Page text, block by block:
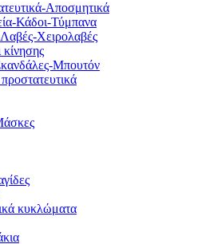
Αποσμητικά
Κάδοι-Τύμπανα
Χειρολαβές
Μπουτόν
κυκλώματα